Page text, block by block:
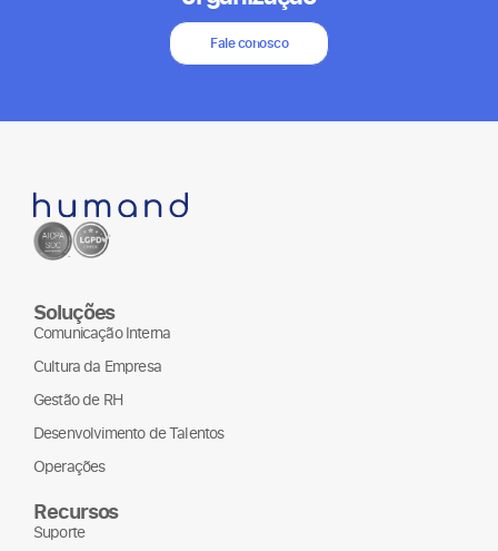
Fale conosco
Soluções
Comunicação Interna
Cultura da Empresa
Gestão de RH
Desenvolvimento de Talentos
Operações
Recursos
Suporte